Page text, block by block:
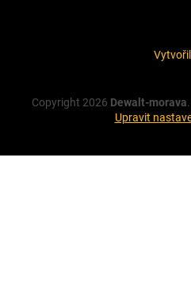
Copyright 2026 Dewalt-morava
Upravit